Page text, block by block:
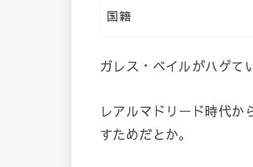
国籍
ガレス・ベイルがハゲて
レアルマドリード時代か
すためだとか。